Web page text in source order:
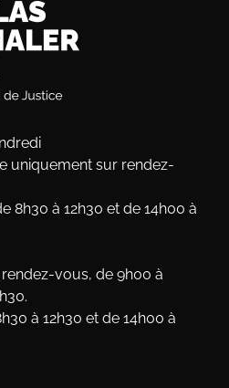
uniquement sur rendez-
8h30 à 12h30 et de 14h00 à
vous, de 9h00 à
à 12h30 et de 14h00 à